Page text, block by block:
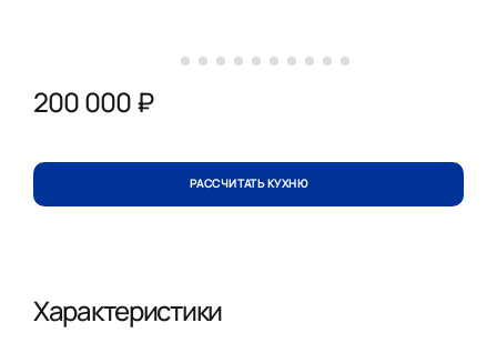
200 000 ₽
РАССЧИТАТЬ КУХНЮ
Характеристики